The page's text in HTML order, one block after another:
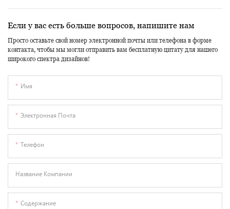
Если у вас есть больше вопросов, напишите нам
Просто оставьте свой номер электронной почты или телефона в форме
контакта, чтобы мы могли отправить вам бесплатную цитату для нашего
широкого спектра дизайнов!
Имя
Электронная Почта
Телефон
Название Компании
Содержание